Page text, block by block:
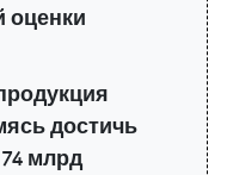
оценки
достичь
млрд